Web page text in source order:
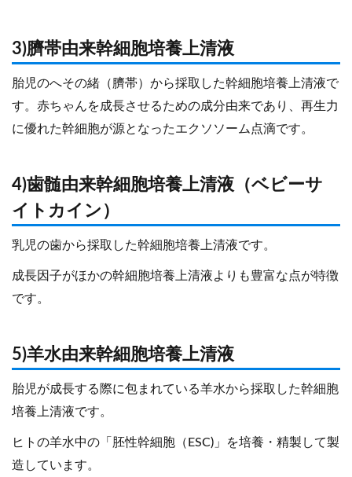
3)臍帯由来幹細胞培養上清液
胎児のへその緒（臍帯）から採取した幹細胞培養上清液で
す。赤ちゃんを成長させるための成分由来であり、再生力
に優れた幹細胞が源となったエクソソーム点滴です。
4)歯髄由来幹細胞培養上清液（ベビーサ
イトカイン）
乳児の歯から採取した幹細胞培養上清液です。
成長因子がほかの幹細胞培養上清液よりも豊富な点が特徴
です。
5)羊水由来幹細胞培養上清液
胎児が成長する際に包まれている羊水から採取した幹細胞
培養上清液です。
ヒトの羊水中の「胚性幹細胞（ESC)」を培養・精製して製
造しています。